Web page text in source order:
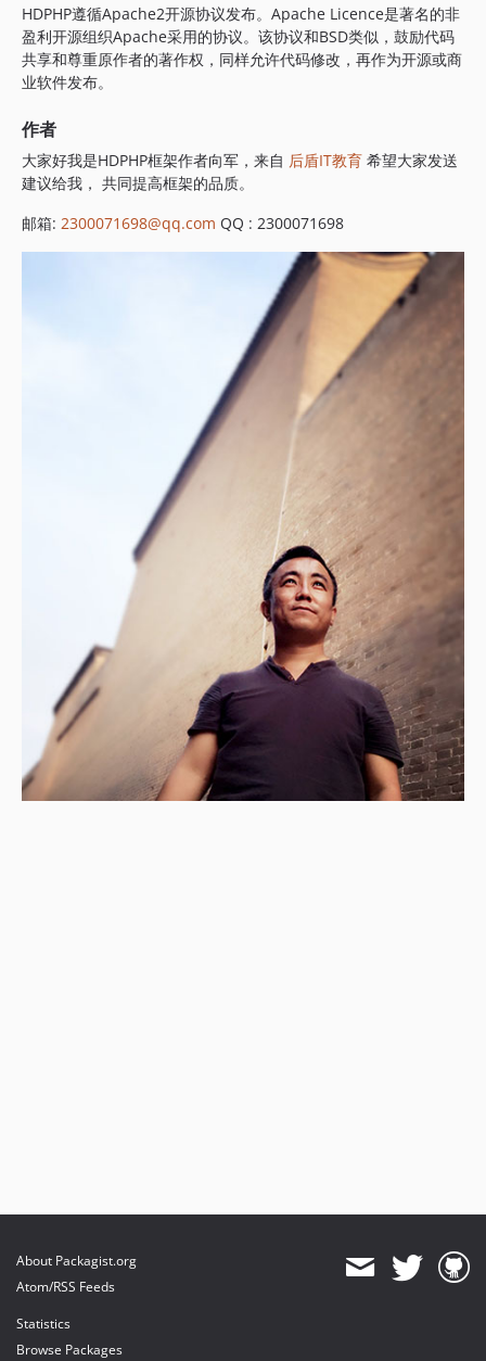
HDPHP遵循Apache2开源协议发布。Apache Licence是著名的非
盈利开源组织Apache采用的协议。该协议和BSD类似，鼓励代码
共享和尊重原作者的著作权，同样允许代码修改，再作为开源或商
业软件发布。
作者
大家好我是HDPHP框架作者向军，来自 后盾IT教育 希望大家发送
建议给我， 共同提高框架的品质。
邮箱: 2300071698@qq.com QQ : 2300071698
About Packagist.org
Atom/RSS Feeds
Statistics
Browse Packages